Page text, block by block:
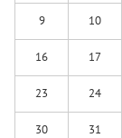
9 10
16 17
23 24
30 31